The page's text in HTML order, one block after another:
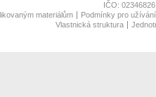
IČO:
materiálům
Podmínky pro
Vlastnická struktura